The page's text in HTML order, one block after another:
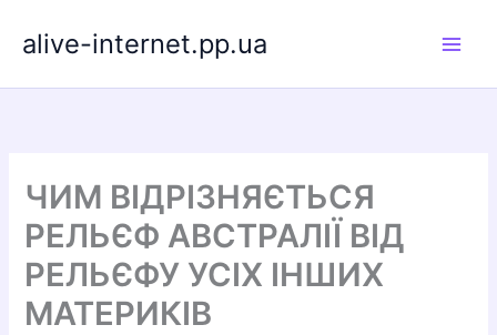
alive-internet.pp.ua
ЧИМ ВІДРІЗНЯЄТЬСЯ
РЕЛЬЄФ АВСТРАЛІЇ ВІД
РЕЛЬЄФУ УСІХ ІНШИХ
МАТЕРИКІВ